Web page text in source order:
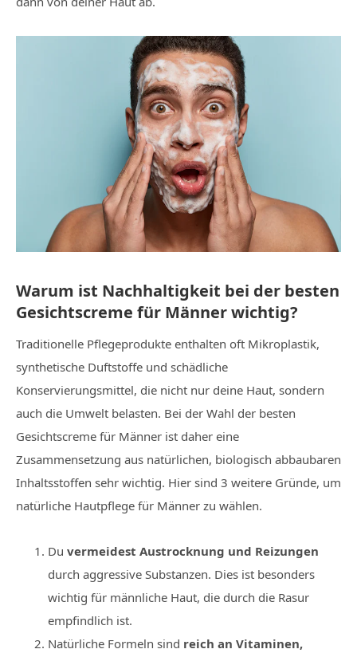
Warum ist Nachhaltigkeit bei der besten
Gesichtscreme für Männer wichtig?
Traditionelle Pflegeprodukte enthalten oft Mikroplastik,
synthetische Duftstoffe und schädliche
Konservierungsmittel, die nicht nur deine Haut, sondern
auch die Umwelt belasten. Bei der Wahl der besten
Gesichtscreme für Männer ist daher eine
Zusammensetzung aus natürlichen, biologisch abbaubaren
Inhaltsstoffen sehr wichtig. Hier sind 3 weitere Gründe, um
natürliche Hautpflege für Männer zu wählen.
Du vermeidest Austrocknung und Reizungen
durch aggressive Substanzen. Dies ist besonders
wichtig für männliche Haut, die durch die Rasur
empfindlich ist.
Natürliche Formeln sind reich an Vitaminen,